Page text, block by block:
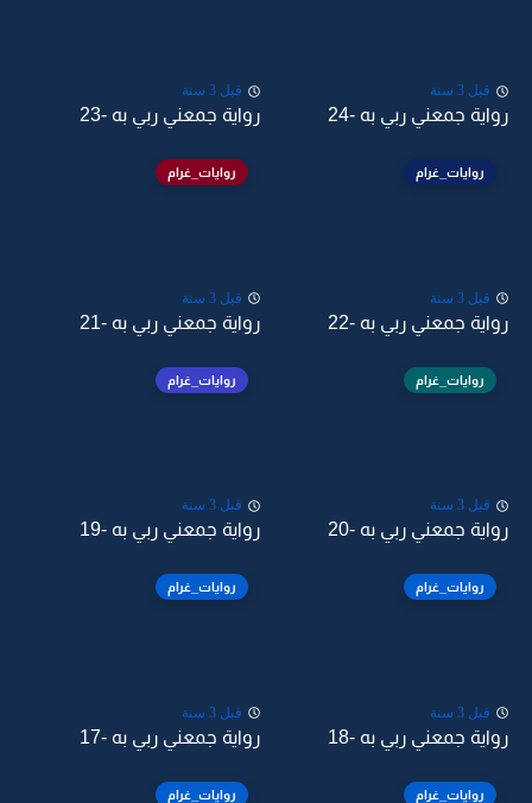
قبل 3 سنة
رواية جمعني ربي به -24
قبل 3 سنة
رواية جمعني ربي به -23
روايات_غرام
قبل 3 سنة
رواية جمعني ربي به -22
روايات_غرام
قبل 3 سنة
رواية جمعني ربي به -21
روايات_غرام
قبل 3 سنة
رواية جمعني ربي به -20
روايات_غرام
قبل 3 سنة
رواية جمعني ربي به -19
روايات_غرام
قبل 3 سنة
رواية جمعني ربي به -18
روايات_غرام
قبل 3 سنة
رواية جمعني ربي به -17
روايات_غرام روايات_غرام